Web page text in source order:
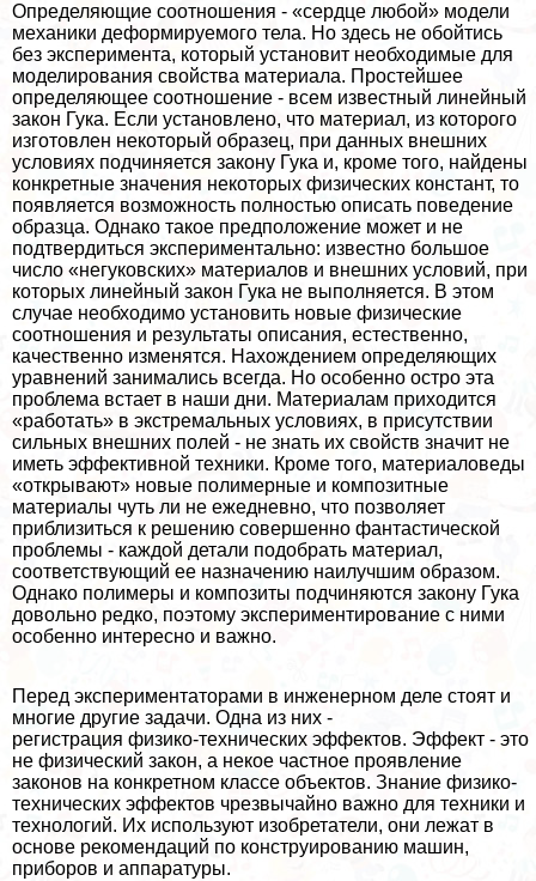
Определяющие соотношения - «сердце любой» модели
механики деформируемого тела. Но здесь не обойтись
без эксперимента, который установит необходимые для
моделирования свойства материала. Простейшее
определяющее соотношение - всем известный линейный
закон Гука. Если установлено, что материал, из которого
изготовлен некоторый образец, при данных внешних
условиях подчиняется закону Гука и, кроме того, найдены
конкретные значения некоторых физических констант, то
появляется возможность полностью описать поведение
образца. Однако такое предположение может и не
подтвердиться экспериментально: известно большое
число «негуковских» материалов и внешних условий, при
которых линейный закон Гука не выполняется. В этом
случае необходимо установить новые физические
соотношения и результаты описания, естественно,
качественно изменятся. Нахождением определяющих
уравнений занимались всегда. Но особенно остро эта
проблема встает в наши дни. Материалам приходится
«работать» в экстремальных условиях, в присутствии
сильных внешних полей - не знать их свойств значит не
иметь эффективной техники. Кроме того, материаловеды
«открывают» новые полимерные и композитные
материалы чуть ли не ежедневно, что позволяет
приблизиться к решению совершенно фантастической
проблемы - каждой детали подобрать материал,
соответствующий ее назначению наилучшим образом.
Однако полимеры и композиты подчиняются закону Гука
довольно редко, поэтому экспериментирование с ними
особенно интересно и важно.
Перед экспериментаторами в инженерном деле стоят и
многие другие задачи. Одна из них -
регистрация физико-технических эффектов. Эффект - это
не физический закон, а некое частное проявление
законов на конкретном классе объектов. Знание физико-
технических эффектов чрезвычайно важно для техники и
технологий. Их используют изобретатели, они лежат в
основе рекомендаций по конструированию машин,
приборов и аппаратуры.